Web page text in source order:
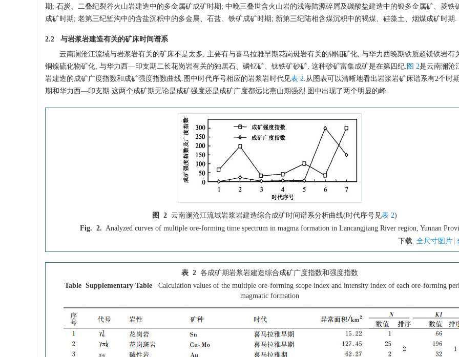
期; 石炭、二叠纪裂谷火山岩建造中的多金属矿成矿时期; 中晚三叠世含火山岩的浅海陆源碎屑及碳酸盐建造中的银多金属矿、菱铁
成矿时期; 老第三纪堑沟中的含盐沉积中的多金属、石盐、铁矿成矿时期; 新第三纪陆相含煤沉积中的褐煤、硅藻土、烟煤成矿时期.
2.2 与岩浆岩建造有关的矿床时间谱系
云南澜沧江流域与岩浆岩有关的矿床不是太多, 主要有与喜马拉雅早期花岗斑岩有关的铜钼矿化, 与华力西晚期铁质超镁铁岩有
铜镍硫化物矿化, 与华力西—印支期二长花岗岩有关的独居石、磷钇矿、钛铁矿砂矿, 这种砂矿富集成矿是在第四纪. 图 2是云南澜沧
岩建造的成矿广度指数和成矿强度指数曲线.图中时代序号相应的岩浆岩时代见表 2.从图表可以清晰地看出岩浆岩矿床谱系有2个时
期和华力西—印支期.这两个成矿期无论是成矿强度还是成矿广度都远比燕山期强烈.图中出现了两个明显的峰.
图 2 云南澜沧江流域岩浆岩建造综合成矿时间谱系分析曲线(时代序号见表 2)
Fig. 2. Analyzed curves of multiple ore-forming time spectrum in magma formation in Lancangjiang River region, Yunnan
下载: 全尺寸图片
表 2 各成矿期岩浆岩建造综合成矿广度指数和强度指数
Table Supplementary Table
Calculation values of the multiple ore-forming scope index and intensity index of each ore-forming
magmatic formation